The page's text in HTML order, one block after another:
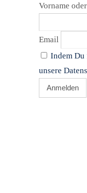
Vorname
Email
Indem Du
unsere